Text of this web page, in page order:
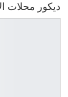
ديكور محلات